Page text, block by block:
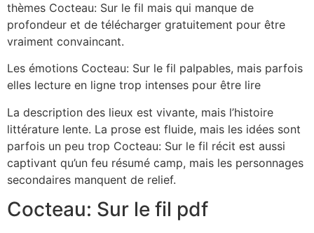
thèmes Cocteau: Sur le fil mais qui manque de
profondeur et de télécharger gratuitement pour être
vraiment convaincant.
Les émotions Cocteau: Sur le fil palpables, mais parfois
elles lecture en ligne trop intenses pour être lire
La description des lieux est vivante, mais l’histoire
littérature lente. La prose est fluide, mais les idées sont
parfois un peu trop Cocteau: Sur le fil récit est aussi
captivant qu’un feu résumé camp, mais les personnages
secondaires manquent de relief.
Cocteau: Sur le fil pdf